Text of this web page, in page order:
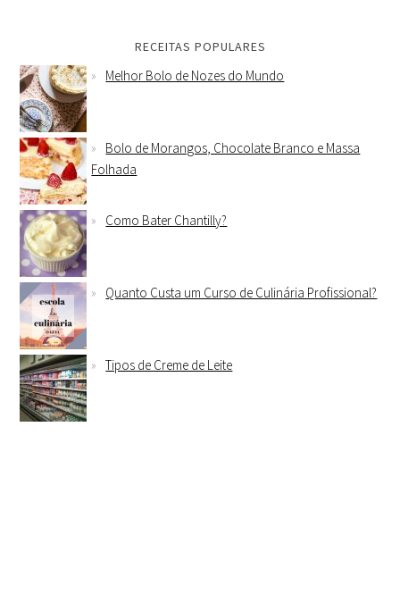
RECEITAS POPULARES
Melhor Bolo de Nozes do Mundo
Bolo de Morangos, Chocolate Branco e Massa
Folhada
Como Bater Chantilly?
Quanto Custa um Curso de Culinária Profissional?
Tipos de Creme de Leite